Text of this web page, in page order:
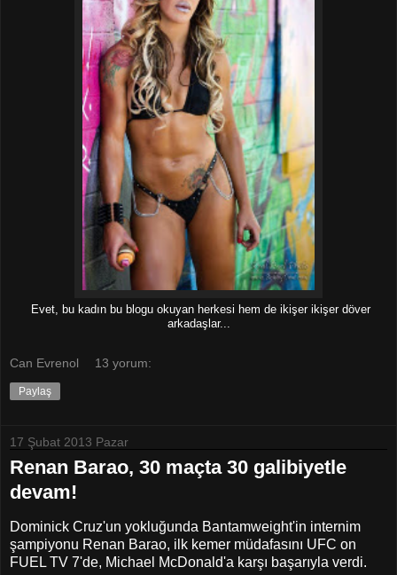
Evet, bu kadın bu blogu okuyan herkesi hem de ikişer ikişer döver
arkadaşlar...
Can Evrenol 13 yorum:
Paylaş
17 Şubat 2013 Pazar
Renan Barao, 30 maçta 30 galibiyetle
devam!
Dominick Cruz'un yokluğunda Bantamweight'in internim
şampiyonu Renan Barao, ilk kemer müdafasını UFC on
FUEL TV 7'de, Michael McDonald'a karşı başarıyla verdi.